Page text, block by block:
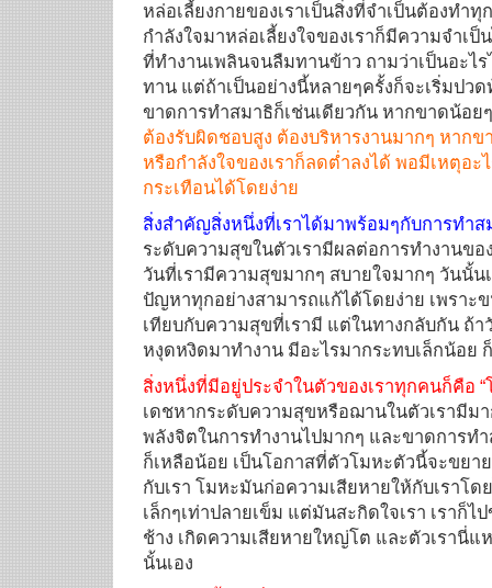
หล่อเลี้ยงกายของเราเป็นสิ่งที่จำเป็นต้องทำ
กำลังใจมาหล่อเลี้ยงใจของเราก็มีความจำเ
ที่ทำงานเพลินจนลืมทานข้าว ถามว่าเป็นอะไ
ทาน แต่ถ้าเป็นอย่างนี้หลายๆครั้งก็จะเริ่มปวด
ขาดการทำสมาธิก็เช่นเดียวกัน หากขาดน้อย
ต้องรับผิดชอบสูง ต้องบริหารงานมากๆ หาก
หรือกำลังใจของเราก็ลดต่ำลงได้ พอมีเหตุอะ
กระเทือนได้โดยง่าย
สิ่งสำคัญสิ่งหนึ่งที่เราได้มาพร้อมๆกับการทำ
ระดับความสุขในตัวเรามีผลต่อการทำงานขอ
วันที่เรามีความสุขมากๆ สบายใจมากๆ วันนั้น
ปัญหาทุกอย่างสามารถแก้ได้โดยง่าย เพรา
เทียบกับความสุขที่เรามี แต่ในทางกลับกัน ถ้
หงุดหงิดมาทำงาน มีอะไรมากระทบเล็กน้อย
สิ่งหนึ่งที่มีอยู่ประจำในตัวของเราทุกคนก็คือ “
เดชหากระดับความสุขหรือฌานในตัวเรามีม
พลังจิตในการทำงานไปมากๆ และขาดการท
ก็เหลือน้อย เป็นโอกาสที่ตัวโมหะตัวนี้จะขยา
กับเรา โมหะมันก่อความเสียหายให้กับเราโด
เล็กๆเท่าปลายเข็ม แต่มันสะกิดใจเรา เราก็
ช้าง เกิดความเสียหายใหญ่โต และตัวเรานี่
นั้นเอง